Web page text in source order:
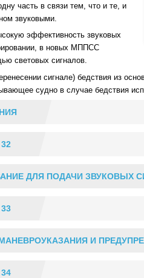
часть в связи тем, что и те, и
звуковыми.
эффективность звуковых
в новых МППСС
световых сигналов.
сигнале) бедствия из
судно в случае бедствия
ДЛЯ ПОДАЧИ ЗВУКОВЫХ
И